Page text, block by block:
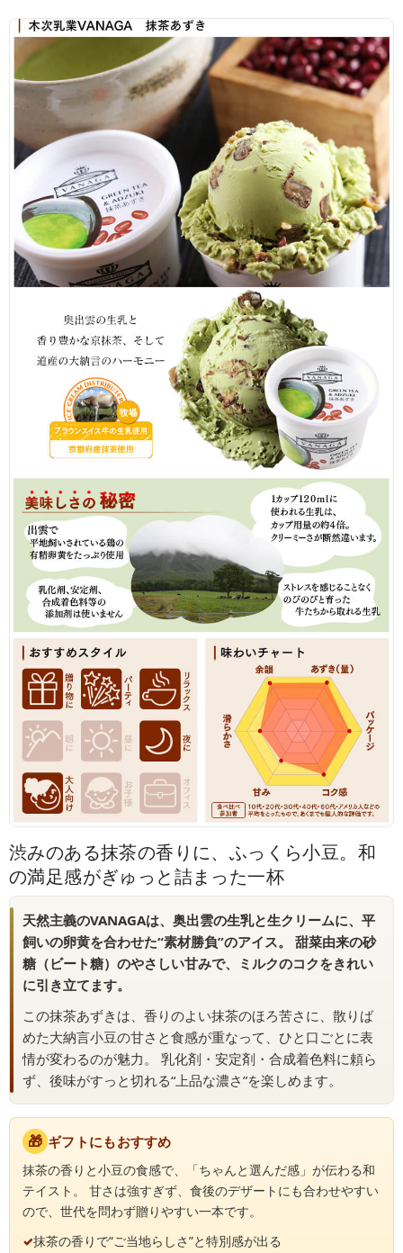
渋みのある抹茶の香りに、ふっくら小豆。和
の満足感がぎゅっと詰まった一杯
天然主義のVANAGAは、奥出雲の生乳と生クリームに、平
飼いの卵黄を合わせた“素材勝負”のアイス。 甜菜由来の砂
糖（ビート糖）のやさしい甘みで、ミルクのコクをきれい
に引き立てます。
この抹茶あずきは、香りのよい抹茶のほろ苦さに、散りば
めた大納言小豆の甘さと食感が重なって、ひと口ごとに表
情が変わるのが魅力。 乳化剤・安定剤・合成着色料に頼ら
ず、後味がすっと切れる“上品な濃さ”を楽しめます。
🎁 ギフトにもおすすめ
抹茶の香りと小豆の食感で、「ちゃんと選んだ感」が伝わる和
テイスト。 甘さは強すぎず、食後のデザートにも合わせやすい
ので、世代を問わず贈りやすい一本です。
✓抹茶の香りで“ご当地らしさ”と特別感が出る